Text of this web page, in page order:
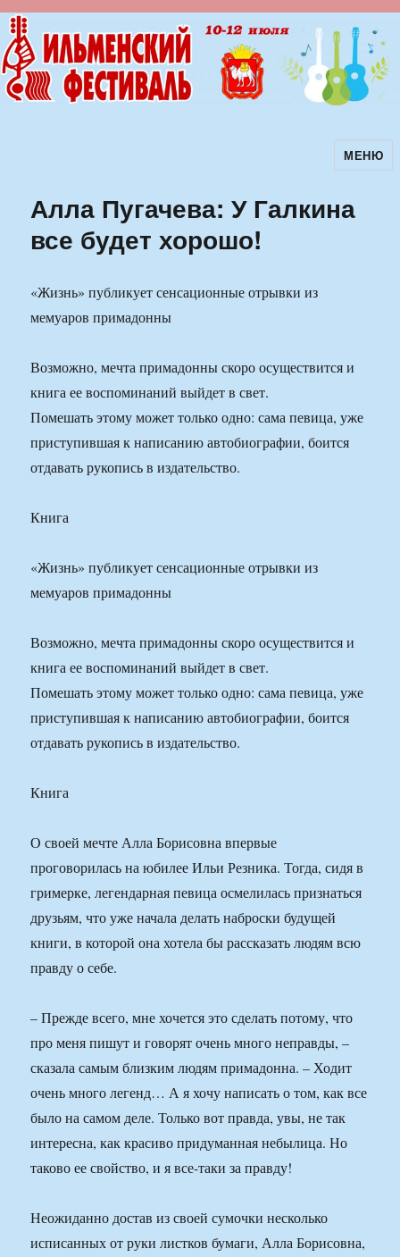
Ильменский фестиваль авторскойМЕНЮ
Алла Пугачева: У Галкина
все будет хорошо!
«Жизнь» публикует сенсационные отрывки из
мемуаров примадонны
Возможно, мечта примадонны скоро осуществится и
книга ее воспоминаний выйдет в свет.
Помешать этому может только одно: сама певица, уже
приступившая к написанию автобиографии, боится
отдавать рукопись в издательство.
Книга
«Жизнь» публикует сенсационные отрывки из
мемуаров примадонны
Возможно, мечта примадонны скоро осуществится и
книга ее воспоминаний выйдет в свет.
Помешать этому может только одно: сама певица, уже
приступившая к написанию автобиографии, боится
отдавать рукопись в издательство.
Книга
О своей мечте Алла Борисовна впервые
проговорилась на юбилее Ильи Резника. Тогда, сидя в
гримерке, легендарная певица осмелилась признаться
друзьям, что уже начала делать наброски будущей
книги, в которой она хотела бы рассказать людям всю
правду о себе.
– Прежде всего, мне хочется это сделать потому, что
про меня пишут и говорят очень много неправды, –
сказала самым близким людям примадонна. – Ходит
очень много легенд… А я хочу написать о том, как все
было на самом деле. Только вот правда, увы, не так
интересна, как красиво придуманная небылица. Но
таково ее свойство, и я все-таки за правду!
Неожиданно достав из своей сумочки несколько
исписанных от руки листков бумаги, Алла Борисовна,